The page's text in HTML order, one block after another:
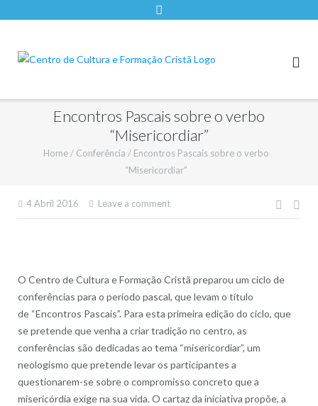
Encontros Pascais sobre o verbo
“Misericordiar”
Home / Conferência / Encontros Pascais sobre o verbo
“Misericordiar”
4 Abril 2016 Leave a comment
O Centro de Cultura e Formação Cristã preparou um ciclo de
conferências para o período pascal, que levam o título
de “Encontros Pascais”. Para esta primeira edição do ciclo, que
se pretende que venha a criar tradição no centro, as
conferências são dedicadas ao tema “misericordiar”, um
neologismo que pretende levar os participantes a
questionarem-se sobre o compromisso concreto que a
misericórdia exige na sua vida. O cartaz da iniciativa propõe, a